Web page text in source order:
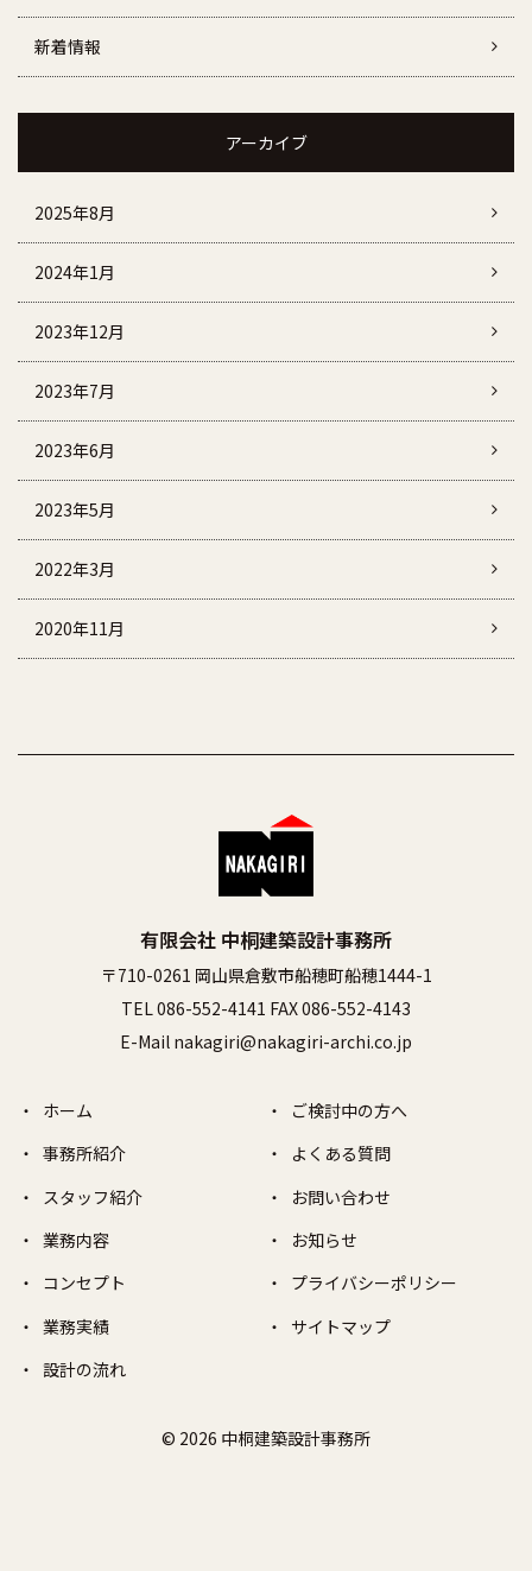
新着情報
アーカイブ
2025年8月
2024年1月
2023年12月
2023年7月
2023年6月
2023年5月
2022年3月
2020年11月
有限会社 中桐建築設計事務所
〒710-0261 岡山県倉敷市船穂町船穂1444-1
TEL 086-552-4141 FAX 086-552-4143
E-Mail nakagiri@nakagiri-archi.co.jp
ホーム
事務所紹介
スタッフ紹介
業務内容
コンセプト
業務実績
設計の流れ
ご検討中の方へ
よくある質問
お問い合わせ
お知らせ
プライバシーポリシー
サイトマップ
© 2026 中桐建築設計事務所